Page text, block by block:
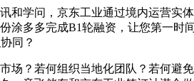
学问，京东工业通过境内运营实
多多完成B1轮融资，让您第一
同？
？若何组织当地化团队？若何避